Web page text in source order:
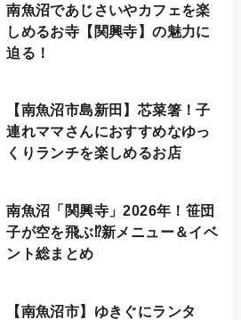
南魚沼であじさいやカフェを楽
しめるお寺【関興寺】の魅力に
迫る！
【南魚沼市島新田】芯菜箸！子
連れママさんにおすすめなゆっ
くりランチを楽しめるお店
南魚沼「関興寺」2026年！笹団
子が空を飛ぶ⁉新メニュー＆イベ
ント総まとめ
【南魚沼市】ゆきぐにランタ